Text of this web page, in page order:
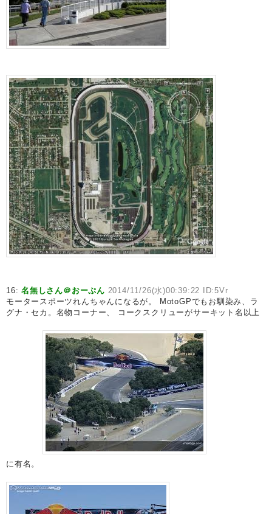
16:名無しさん＠おーぷん 2014/11/26(水)00:39:22 ID:5Vr
モータースポーツれんちゃんになるが。 MotoGPでもお馴染み、ラ
グナ・セカ。名物コーナー、 コークスクリューがサーキット名以上
に有名。